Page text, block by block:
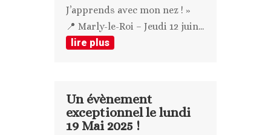
J’apprends avec mon nez ! »
📍 Marly-le-Roi – Jeudi 12 juin...
lire plus
Un évènement
exceptionnel le lundi
19 Mai 2025 !